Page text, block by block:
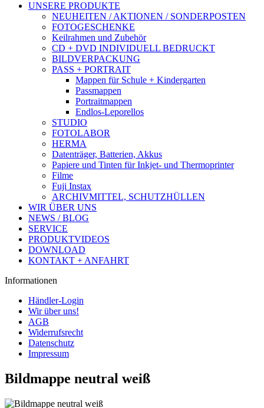
UNSERE PRODUKTE
NEUHEITEN / AKTIONEN / SONDERPOSTEN
FOTOGESCHENKE
Keilrahmen und Zubehör
CD + DVD INDIVIDUELL BEDRUCKT
BILDVERPACKUNG
PASS + PORTRAIT
Mappen für Schule + Kindergarten
Passmappen
Portraitmappen
Endlos-Leporellos
STUDIO
FOTOLABOR
HERMA
Datenträger, Batterien, Akkus
Papiere und Tinten für Inkjet- und Thermoprinter
Filme
Fuji Instax
ARCHIVMITTEL, SCHUTZHÜLLEN
WIR ÜBER UNS
NEWS / BLOG
SERVICE
PRODUKTVIDEOS
DOWNLOAD
KONTAKT + ANFAHRT
Informationen
Händler-Login
Wir über uns!
AGB
Widerrufsrecht
Datenschutz
Impressum
Bildmappe neutral weiß